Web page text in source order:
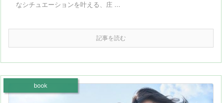
なシチュエーションを叶える、庄 ...
記事を読む
book